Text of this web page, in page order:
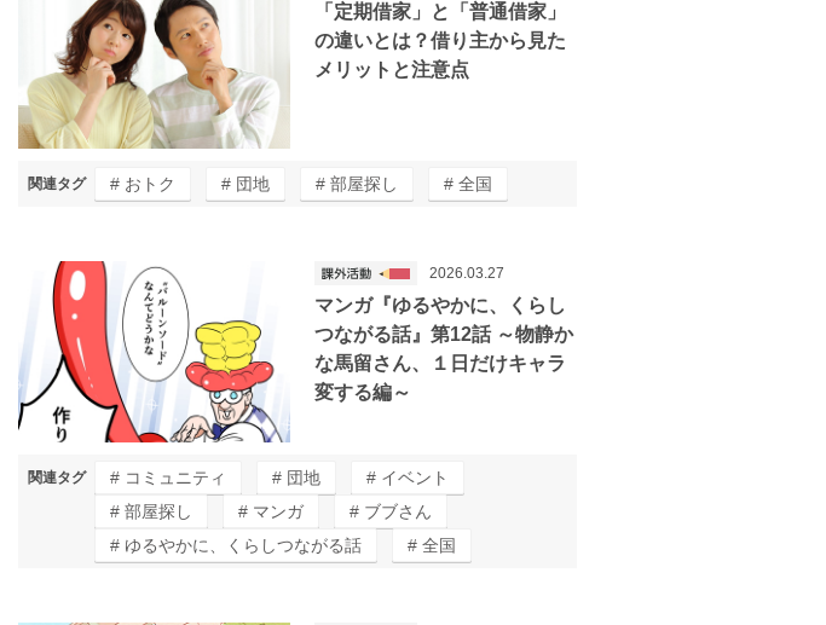
「定期借家」と「普通借家」
の違いとは？借り主から見た
メリットと注意点
関連タグ おトク 団地 部屋探し 全国
マンガ『ゆるやかに、くらし
つながる話』第12話 ～物静か
な馬留さん、１日だけキャラ
変する編～
2026.03.27
関連タグ コミュニティ 団地
イベント
部屋探し
マンガ
ブブさん
ゆるやかに、くらしつながる話
全国